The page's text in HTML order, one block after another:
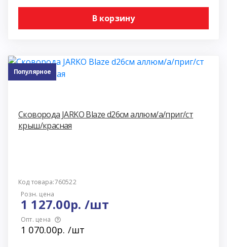
В корзину
Популярное
Сковорода JARKO Blaze d26см аллюм/а/приг/ст
крыш/красная
Код товара:760522
Розн. цена
1 127.00р. /шт
Опт. цена
1 070.00р. /шт